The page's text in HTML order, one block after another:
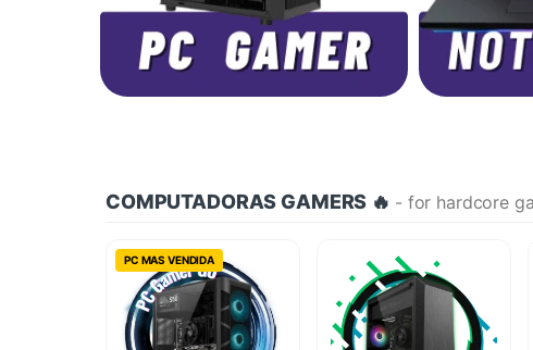
COMPUTADORAS GAMERS 🔥 - for hardcore
PC MAS VENDIDA